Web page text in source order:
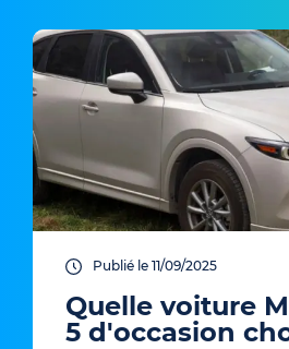
Publié le 11/09/2025
Quelle voiture
5 d'occasion